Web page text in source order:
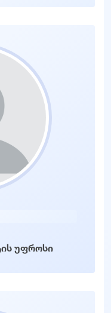
უფროსი